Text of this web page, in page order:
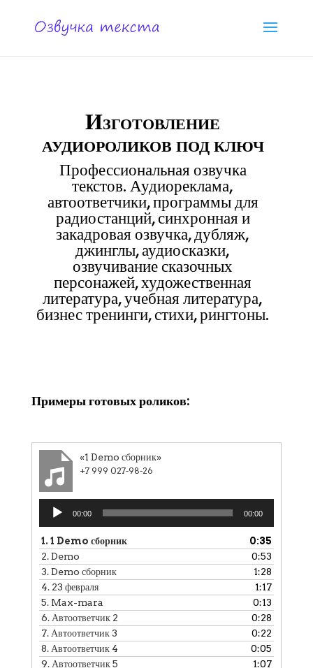
Изготовление
аудиороликов под ключ
Профессиональная озвучка
текстов. Аудиореклама,
автоответчики, программы для
радиостанций, синхронная и
закадровая озвучка, дубляж,
джинглы, аудиосказки,
озвучивание сказочных
персонажей, художественная
литература, учебная литература,
бизнес тренинги, стихи, рингтоны.
Примеры готовых роликов:
«1 Demo сборник»
+7 999 027-98-26
Аудиоплеер
00:00 00:00
1. 1 Demo сборник
0:35
2.Demo
0:53
3.Demo сборник
1:28
4. 23 февраля
1:17
5. Max-mara
0:13
6. Автоответчик 2
0:28
7. Автоответчик 3
0:22
8. Автоответчик 4
0:05
9. Автоответчик 5
1:07